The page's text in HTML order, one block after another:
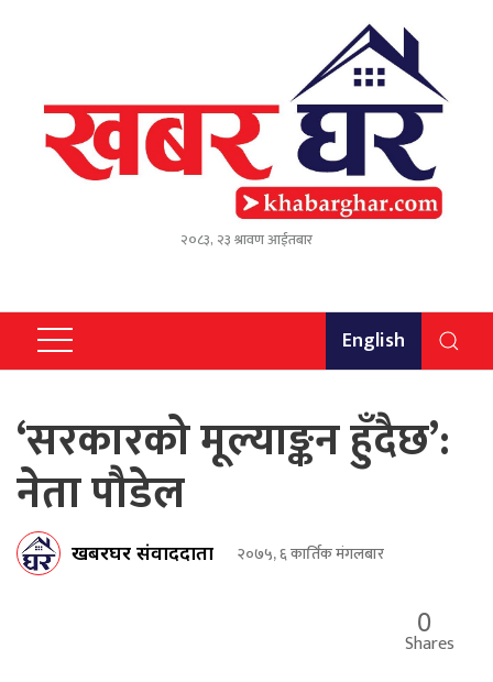
२०८३, २३ श्रावण आईतबार
English
‘सरकारको मूल्याङ्कन हुँदैछ’:
नेता पौडेल
खबरघर संवाददाता २०७५, ६ कार्तिक मंगलबार
0
Shares